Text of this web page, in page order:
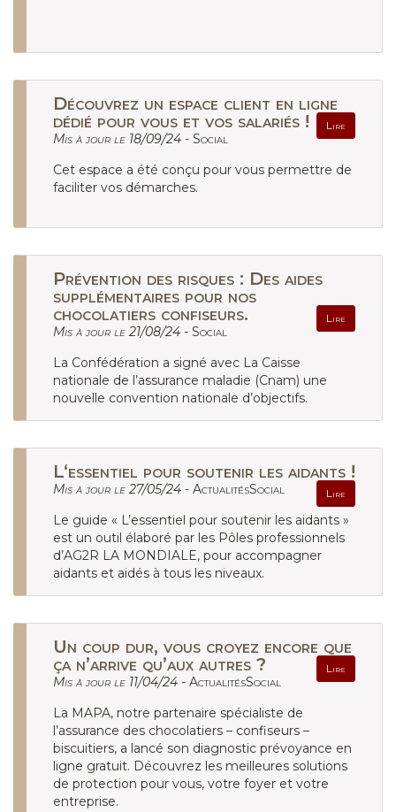
Découvrez un espace client en ligne
dédié pour vous et vos salariés !
Lire
Mis à jour le 18/09/24 - Social
Cet espace a été conçu pour vous permettre de
faciliter vos démarches.
Prévention des risques : Des aides
supplémentaires pour nos
chocolatiers confiseurs.
Lire
Mis à jour le 21/08/24 - Social
La Confédération a signé avec La Caisse
nationale de l’assurance maladie (Cnam) une
nouvelle convention nationale d’objectifs.
L‘essentiel pour soutenir les aidants !
Lire
Mis à jour le 27/05/24 - ActualitésSocial
Le guide « L’essentiel pour soutenir les aidants »
est un outil élaboré par les Pôles professionnels
d’AG2R LA MONDIALE, pour accompagner
aidants et aidés à tous les niveaux.
Un coup dur, vous croyez encore que
ça n’arrive qu’aux autres ?
Lire
Mis à jour le 11/04/24 - ActualitésSocial
La MAPA, notre partenaire spécialiste de
l’assurance des chocolatiers – confiseurs –
biscuitiers, a lancé son diagnostic prévoyance en
ligne gratuit. Découvrez les meilleures solutions
de protection pour vous, votre foyer et votre
entreprise.